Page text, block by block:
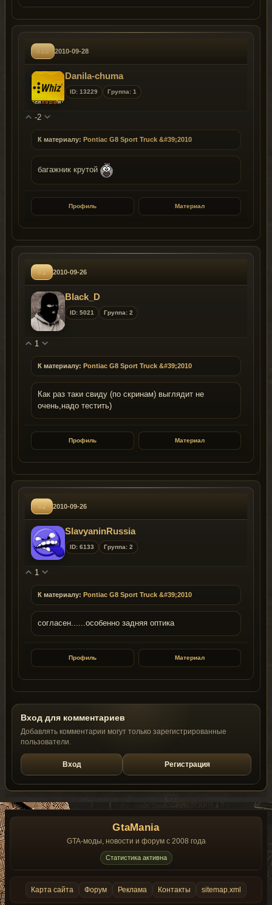
#18 2010-09-28
Danila-chuma
ID: 13229 Группа: 1
-2
К материалу: Pontiac G8 Sport Truck &#39;2010
багажник крутой
Профиль Материал
#1 2010-09-26
Black_D
ID: 5021 Группа: 2
1
К материалу: Pontiac G8 Sport Truck &#39;2010
Как раз таки свиду (по скринам) выглядит не
очень,надо тестить)
Профиль Материал
#2 2010-09-26
SlavyaninRussia
ID: 6133 Группа: 2
1
К материалу: Pontiac G8 Sport Truck &#39;2010
согласен......особенно задняя оптика
Профиль Материал
Вход для комментариев
Добавлять комментарии могут только зарегистрированные
пользователи.
Вход Регистрация
GtaMania
GTA-моды, новости и форум с 2008 года
Статистика активна
Карта сайта Форум Реклама Контакты sitemap.xml